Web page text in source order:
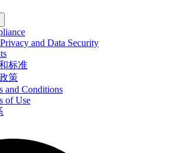
and Data Security
标准
策
and Conditions
of Use